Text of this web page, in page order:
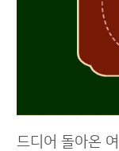
드디어 돌아온